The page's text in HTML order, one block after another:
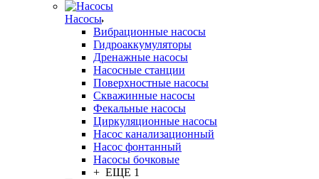
Насосы
Вибрационные насосы
Гидроаккумуляторы
Дренажные насосы
Насосные станции
Поверхностные насосы
Скважинные насосы
Фекальные насосы
Циркуляционные насосы
Насос канализационный
Насос фонтанный
Насосы бочковые
+ ЕЩЕ 1